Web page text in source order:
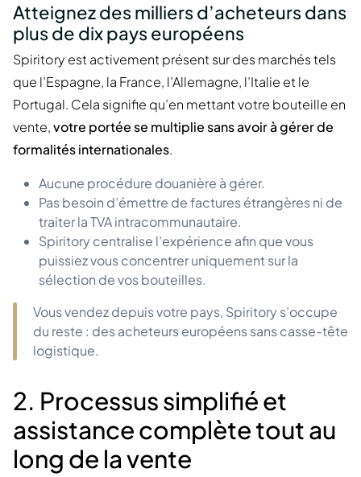
Atteignez des milliers d’acheteurs dans
plus de dix pays européens
Spiritory est activement présent sur des marchés tels
que l’Espagne, la France, l’Allemagne, l’Italie et le
Portugal. Cela signifie qu’en mettant votre bouteille en
vente,votre portée se multiplie sans avoir à gérer de
formalités internationales.
Aucune procédure douanière à gérer.
Pas besoin d’émettre de factures étrangères ni de
traiter la TVA intracommunautaire.
Spiritory centralise l’expérience afin que vous
puissiez vous concentrer uniquement sur la
sélection de vos bouteilles.
Vous vendez depuis votre pays, Spiritory s’occupe
du reste : des acheteurs européens sans casse-tête
logistique.
2. Processus simplifié et
assistance complète tout au
long de la vente